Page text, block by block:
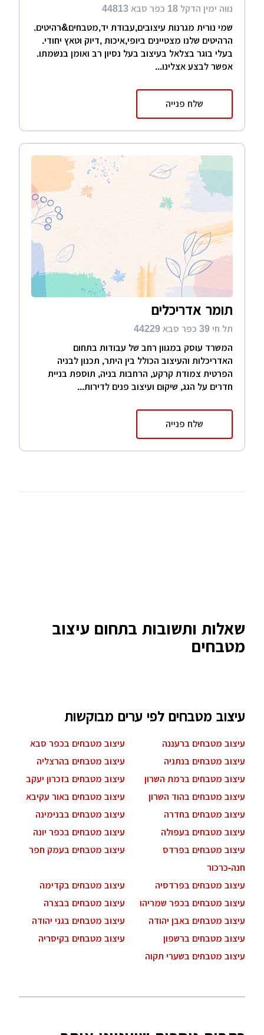
נווה ימין הדקל 18 כפר סבא 44813
שמי נורית מגרנות עיצובים,עבודת יד,מטבחים&רהיטים.
הרהיטים שלנו מצטיינים ביופי,איכות ,דיוק וטאץ יחודי.
בעלי בוגר בצלאל בעיצוב בעל נסיון רב ואומן בנשמתו.
אפשר לבצע אצלינו...
שלח פנייה
תומר אדריכלים
תל חי 39 כפר סבא 44229
המשרד עוסק במגוון רחב של עבודות בתחום
האדריכלות והעיצוב הכולל בין היתר, תכנון לבניה
הפרטית צמודת קרקע, הרחבות בניה, תוספת בניית
חדרים על הגג, שיקום ועיצוב פנים לדירות...
שלח פנייה
שאלות ותשובות בתחום עיצוב
מטבחים
עיצוב מטבחים לפי ערים מבוקשות
עיצוב מטבחים ברעננה
עיצוב מטבחים בכפר סבא
עיצוב מטבחים בנתניה
עיצוב מטבחים בהרצליה
עיצוב מטבחים ברמת השרון
עיצוב מטבחים בזכרון יעקב
עיצוב מטבחים בהוד השרון
עיצוב מטבחים באור עקיבא
עיצוב מטבחים בחדרה
עיצוב מטבחים בבנימינה
עיצוב מטבחים בעפולה
עיצוב מטבחים בכפר יונה
עיצוב מטבחים בפרדס
חנה-כרכור
עיצוב מטבחים בעמק חפר
עיצוב מטבחים בפרדסיה
עיצוב מטבחים בקדימה
עיצוב מטבחים בכפר שמריהו
עיצוב מטבחים בבצרה
עיצוב מטבחים באבן יהודה
עיצוב מטבחים בגני יהודה
עיצוב מטבחים ברשפון
עיצוב מטבחים בקיסריה
עיצוב מטבחים בשערי תקוה